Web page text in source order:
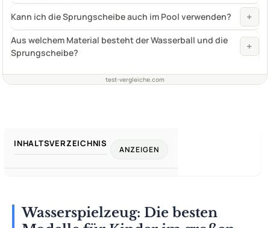
Kann ich die Sprungscheibe auch im Pool verwenden? +
Aus welchem Material besteht der Wasserball und die
Sprungscheibe?
+
test-vergleiche.com
Wasserspielzeug: Die besten
INHALTSVERZEICHNIS
ANZEIGEN